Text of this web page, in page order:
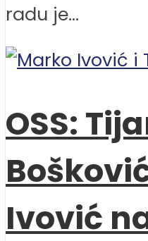
radu je...
OSS:
Ivović